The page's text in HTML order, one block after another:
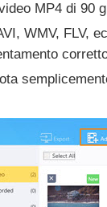
MP4 di 90
WMV, FLV,